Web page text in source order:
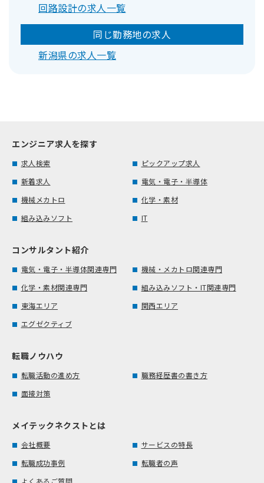
回路設計の求人一覧
同じ勤務地の求人
新潟県の求人一覧
エンジニア求人を探す
求人検索
ピックアップ求人
新着求人
電気・電子・半導体
機械メカトロ
化学・素材
組み込みソフト
IT
コンサルタント紹介
電気・電子・半導体関連専門
機械・メカトロ関連専門
化学・素材関連専門
組み込みソフト・IT関連専門
東海エリア
関西エリア
エグゼクティブ
転職ノウハウ
転職活動の進め方
職務経歴書の書き方
面接対策
メイテックネクストとは
会社概要
サービスの特長
転職成功事例
転職者の声
よくあるご質問